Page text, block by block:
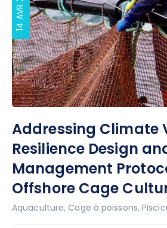
Addressing Climate
Resilience Design
Management
Offshore Cage
Aquaculture, Cage à poissons,